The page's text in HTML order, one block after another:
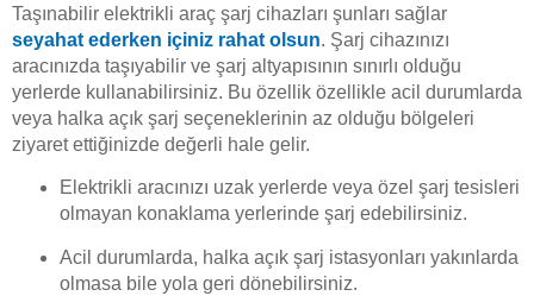
Taşınabilir elektrikli araç şarj cihazları şunları sağlar
seyahat ederken içiniz rahat olsun. Şarj cihazınızı
aracınızda taşıyabilir ve şarj altyapısının sınırlı olduğu
yerlerde kullanabilirsiniz. Bu özellik özellikle acil durumlarda
veya halka açık şarj seçeneklerinin az olduğu bölgeleri
ziyaret ettiğinizde değerli hale gelir.
Elektrikli aracınızı uzak yerlerde veya özel şarj tesisleri
olmayan konaklama yerlerinde şarj edebilirsiniz.
Acil durumlarda, halka açık şarj istasyonları yakınlarda
olmasa bile yola geri dönebilirsiniz.